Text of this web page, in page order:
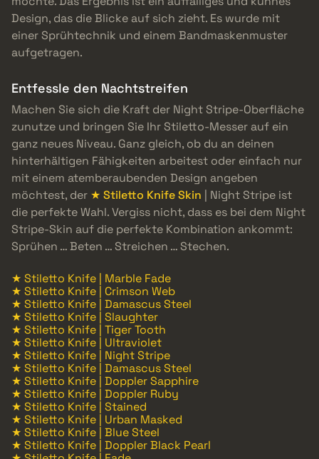
Design, das die Blicke auf sich zieht. Es wurde mit
einer Sprühtechnik und einem Bandmaskenmuster
aufgetragen.
Entfessle den Nachtstreifen
Machen Sie sich die Kraft der Night Stripe-Oberfläche
zunutze und bringen Sie Ihr Stiletto-Messer auf ein
ganz neues Niveau. Ganz gleich, ob du an deinen
hinterhältigen Fähigkeiten arbeitest oder einfach nur
mit einem atemberaubenden Design angeben
möchtest, der ★ Stiletto Knife Skin | Night Stripe ist
die perfekte Wahl. Vergiss nicht, dass es bei dem Night
Stripe-Skin auf die perfekte Kombination ankommt:
Sprühen … Beten … Streichen … Stechen.
★ Stiletto Knife | Marble Fade
★ Stiletto Knife | Crimson Web
★ Stiletto Knife | Damascus Steel
★ Stiletto Knife | Slaughter
★ Stiletto Knife | Tiger Tooth
★ Stiletto Knife | Ultraviolet
★ Stiletto Knife | Night Stripe
★ Stiletto Knife | Damascus Steel
★ Stiletto Knife | Doppler Sapphire
★ Stiletto Knife | Doppler Ruby
★ Stiletto Knife | Stained
★ Stiletto Knife | Urban Masked
★ Stiletto Knife | Blue Steel
★ Stiletto Knife | Doppler Black Pearl